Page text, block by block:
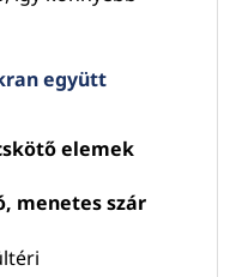
együtt
elemek
menetes szár